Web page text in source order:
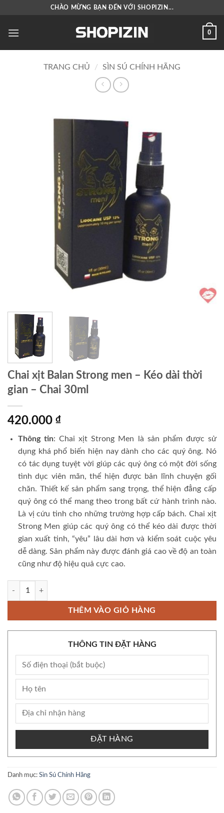
nội
CHÀO MỪNG BẠN ĐẾN VỚI SHOPIZIN...
0
TRANG CHỦ / SÌN SÚ CHÍNH HÃNG
Chai xịt Balan Strong men – Kéo dài thời
gian – Chai 30ml
420.000 ₫
Thông tin: Chai xịt Strong Men là sản phẩm được sử
dụng khá phổ biến hiện nay dành cho các quý ông. Nó
có tác dụng tuyệt vời giúp các quý ông có một đời sống
tình dục viên mãn, thể hiện được bản lĩnh chuyện gối
chăn. Thiết kế sản phẩm sang trọng, thể hiện đẳng cấp
quý ông có thể mang theo trong bất cứ hành trình nào.
Là vị cứu tinh cho những trường hợp cấp bách. Chai xịt
Strong Men giúp các quý ông có thể kéo dài được thời
gian xuất tinh, “yêu” lâu dài hơn và kiểm soát cuộc yêu
dễ dàng. Sản phẩm này được đánh giá cao về độ an toàn
cũng như độ hiệu quả cực cao.
Chai xịt Balan Strong men - Kéo dài thời gian - Chai 30ml số lượng
THÊM VÀO GIỎ HÀNG
THÔNG TIN ĐẶT HÀNG
ĐẶT HÀNG
Danh mục: Sìn Sú Chính Hãng